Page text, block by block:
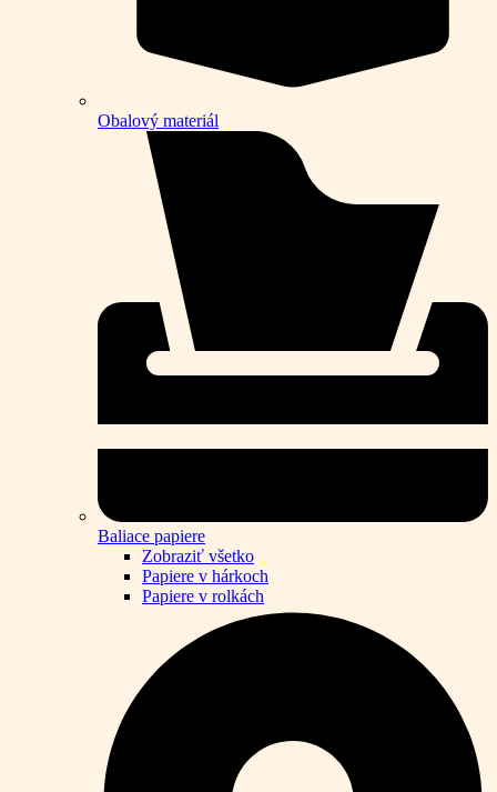
Obalový materiál
Baliace papiere
Zobraziť všetko
Papiere v hárkoch
Papiere v rolkách